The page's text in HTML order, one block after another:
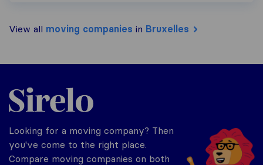
View all moving companies in Bruxelles
Sirelo.be
Looking for a moving company? Then
you've come to the right place.
Compare moving companies on both